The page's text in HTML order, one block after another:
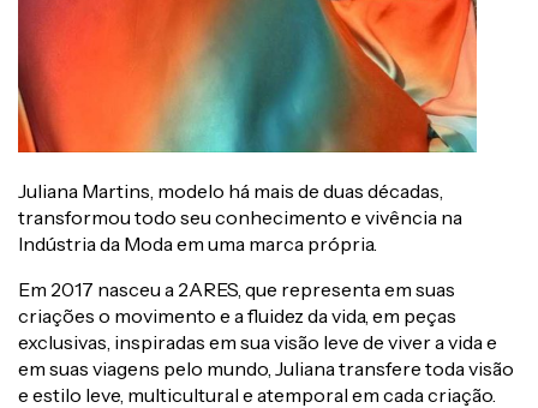
Juliana Martins, modelo há mais de duas décadas,
transformou todo seu conhecimento e vivência na
Indústria da Moda em uma marca própria.
Em 2017 nasceu a 2ARES, que representa em suas
criações o movimento e a fluidez da vida, em peças
exclusivas, inspiradas em sua visão leve de viver a vida e
em suas viagens pelo mundo, Juliana transfere toda visão
e estilo leve, multicultural e atemporal em cada criação.